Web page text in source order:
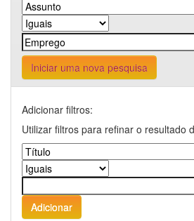
Iniciar uma nova pesquisa
Adicionar filtros:
Utilizar filtros para refinar o resultado